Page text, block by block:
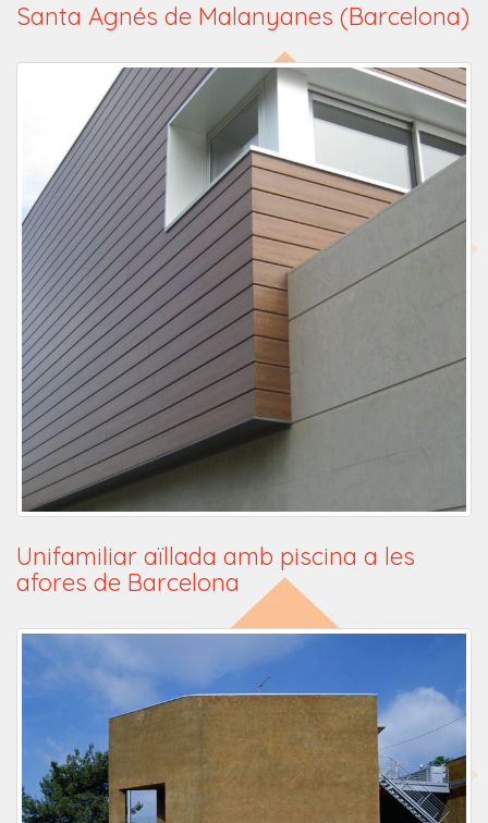
Santa Agnés de Malanyanes (Barcelona)
Unifamiliar aïllada amb piscina a les
afores de Barcelona